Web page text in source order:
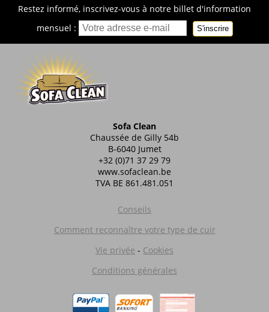
Restez informé, inscrivez-vous à notre billet d'information
mensuel :
S'inscrire
Sofa Clean
Chaussée de Gilly 54b
B-6040 Jumet
+32 (0)71 37 29 79
www.sofaclean.be
TVA BE 861.481.051
Conseils
Comment reconnaître votre type de cuir
Vie privée - Cookies
Conditions générales